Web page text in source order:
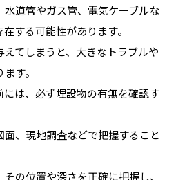
道管やガス管、電気ケーブルな
する可能性があります。
てしまうと、大きなトラブルや
す。
は、必ず埋設物の有無を確認す
、現地調査などで把握すること
の位置や深さを正確に把握し、